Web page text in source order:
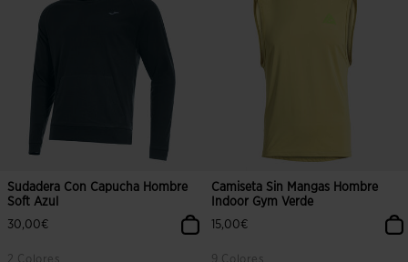
Sudadera Con Capucha Hombre
Soft Azul
30,00€
Camiseta Sin Mangas Hombre
Indoor Gym Verde
15,00€